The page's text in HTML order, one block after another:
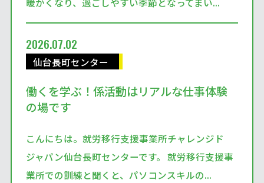
2026.07.02
仙台長町センター
働くを学ぶ！係活動はリアルな仕事体験
の場です
こんにちは。就労移行支援事業所チャレンジド
ジャパン仙台長町センターです。 就労移行支援事
業所での訓練と聞くと、パソコンスキルの...